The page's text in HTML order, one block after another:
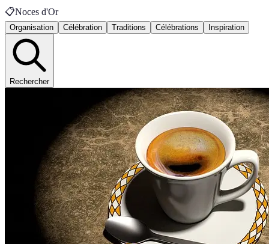
📋Noces d'Or
Organisation Célébration Traditions Célébrations Inspiration
Rechercher